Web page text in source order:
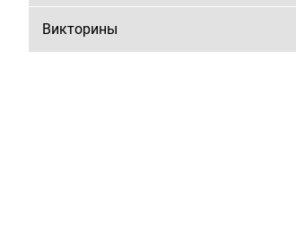
Викторины